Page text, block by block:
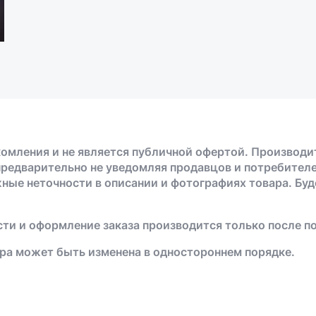
и не является публичной офертой.
не уведомляя продавцов и
неточности в описании и фотографиях товара.
и оформление заказа производится только после
может быть изменена в одностороннем порядке.